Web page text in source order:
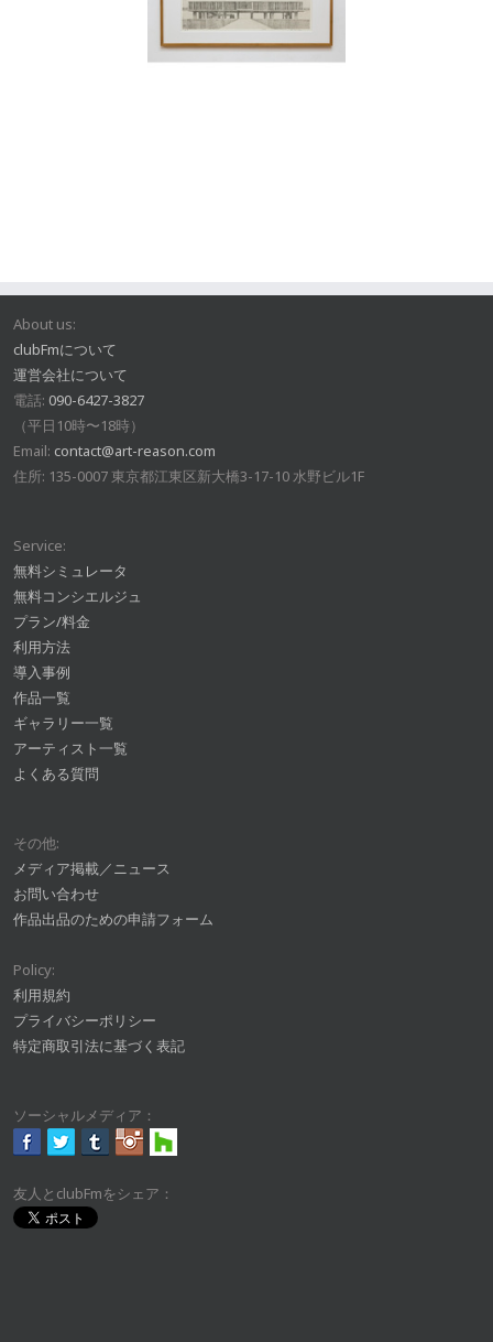
About us:
clubFmについて
運営会社について
電話: 090-6427-3827
（平日10時〜18時）
Email: contact@art-reason.com
住所: 135-0007 東京都江東区新大橋3-17-10 水野ビル1F
Service:
無料シミュレータ
無料コンシエルジュ
プラン/料金
利用方法
導入事例
作品一覧
ギャラリー一覧
アーティスト一覧
よくある質問
その他:
メディア掲載／ニュース
お問い合わせ
作品出品のための申請フォーム
Policy:
利用規約
プライバシーポリシー
特定商取引法に基づく表記
ソーシャルメディア：
友人とclubFmをシェア：